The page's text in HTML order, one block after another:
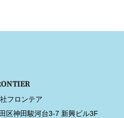
フロンテア
区神田駿河台3-7 新興ビル3F